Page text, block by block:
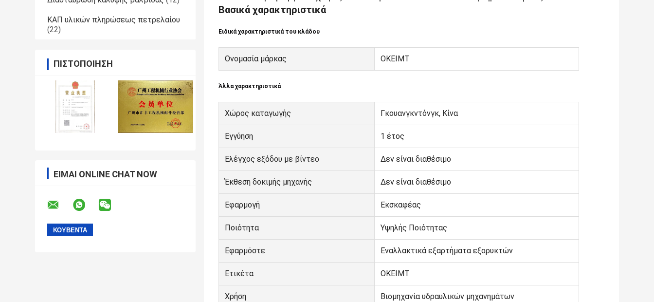
ΚΑΠ υλικών πληρώσεως πετρελαίου
(22)
ΠΙΣΤΟΠΟΊΗΣΗ
ΕΊΜΑΙ ONLINE CHAT NOW
Βασικά χαρακτηριστικά
Ειδικά χαρακτηριστικά του κλάδου
Ονομασία μάρκας ΟΚΕΙΜΤ
Άλλα χαρακτηριστικά
Χώρος καταγωγής Γκουανγκντόνγκ, Κίνα
Εγγύηση 1 έτος
Ελέγχος εξόδου με βίντεο Δεν είναι διαθέσιμο
Έκθεση δοκιμής μηχανής Δεν είναι διαθέσιμο
Εφαρμογή Εκσκαφέας
Ποιότητα Υψηλής Ποιότητας
Εφαρμόστε Εναλλακτικά εξαρτήματα εξορυκτών
Ετικέτα ΟΚΕΙΜΤ
Χρήση Βιομηχανία υδραυλικών μηχανημάτων